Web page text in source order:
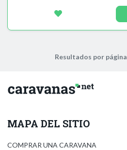
Resultados por página
MAPA DEL SITIO
COMPRAR UNA CARAVANA